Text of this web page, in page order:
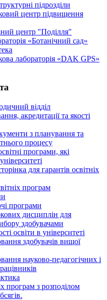
підрозділи
центр підвищення
центр "Поділля"
«Ботанічний сад»
лабораторія «DAK GPS»
відділ
акредитації та якості
з планування та
процесу
програми, які
для гарантів освітніх
програм
програми
дисциплін для
здобувачами
освіти в університеті
здобувачів вищої
науково-педагогічних і
програм з розподілoм